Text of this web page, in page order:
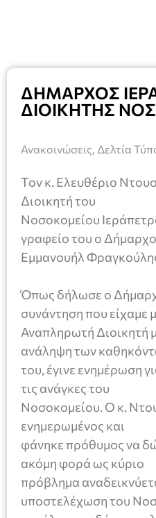
ΔΗΜΑΡΧΟΣ
ΔΙΟΙΚΗΤΗΣ
Ανακοινώσεις Δελτία
Τον κ. Ελευθέριο
Διοικητή του
Νοσοκομείου
γραφείο του ο
Εμμανουήλ
Όπως δήλωσε ο
συνάντηση που είχαμε
Αναπληρωτή Διοικητή
ανάληψη των
του, έγινε ενημέρωση
τις ανάγκες του
Νοσοκομείου. Ο κ.
ενημερωμένος και
φάνηκε πρόθυμος να
ακόμη φορά ως κύριο
πρόβλημα
υποστελέχωση του